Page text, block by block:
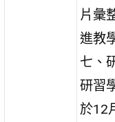
片彙
進教
七、
研習
於12